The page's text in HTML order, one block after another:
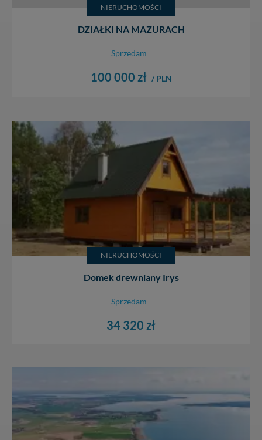
NIERUCHOMOŚCI
DZIAŁKI NA MAZURACH
Sprzedam
100 000 zł / PLN
NIERUCHOMOŚCI
Domek drewniany Irys
Sprzedam
34 320 zł